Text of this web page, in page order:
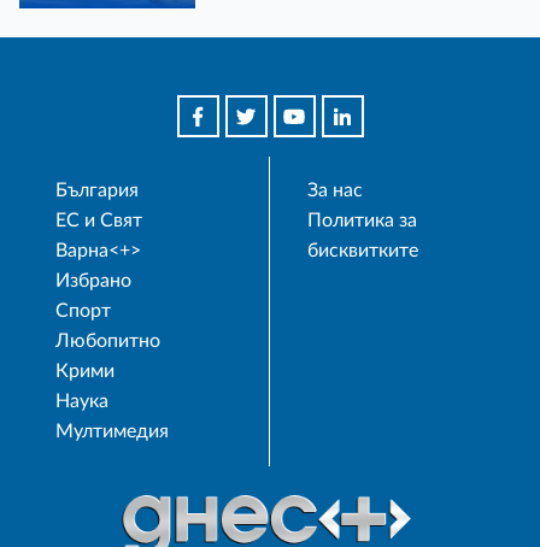
България
ЕС и Свят
Варна<+>
Избрано
Спорт
Любопитно
Крими
Наука
Мултимедия
За нас
Политика за
бисквитките